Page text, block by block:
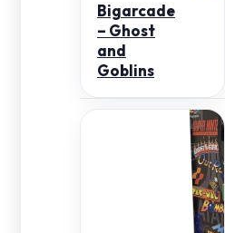
Bigarcade
– Ghost
and
Goblins